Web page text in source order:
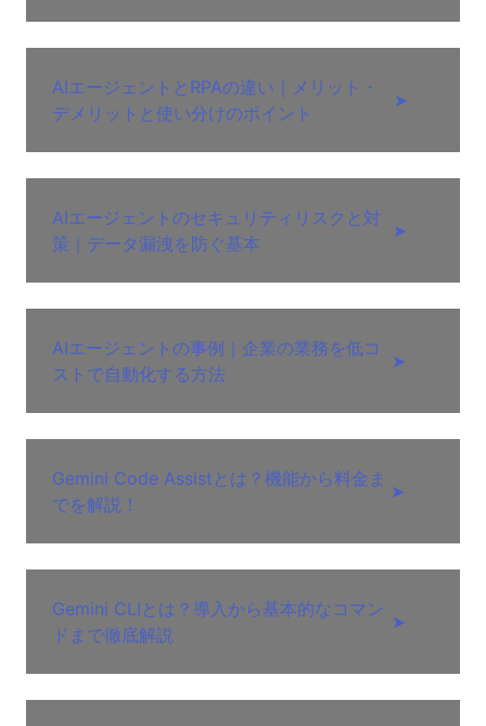
AIエージェントとRPAの違い｜メリット・
デメリットと使い分けのポイント
➤
AIエージェントのセキュリティリスクと対
策｜データ漏洩を防ぐ基本
➤
AIエージェントの事例｜企業の業務を低コ
ストで自動化する方法
➤
Gemini Code Assistとは？機能から料金ま
でを解説！
➤
Gemini CLIとは？導入から基本的なコマン
ドまで徹底解説
➤